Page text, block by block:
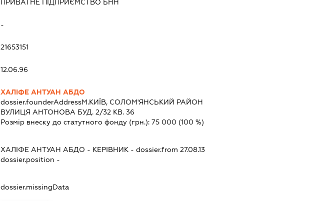
ПРИВАТНЕ ПІДПРИЄМСТВО БНН
-
21653151
12.06.96
ХАЛІФЕ АНТУАН АБДО
dossier.founderAddressМ.КИЇВ, СОЛОМ'ЯНСЬКИЙ РАЙОН
ВУЛИЦЯ АНТОНОВА БУД. 2/32 КВ. 36
Розмір внеску до статутного фонду (грн.):75 000 (100 %)
ХАЛІФЕ АНТУАН АБДО - КЕРІВНИК - dossier.from 27.08.13
dossier.position -
dossier.missingData